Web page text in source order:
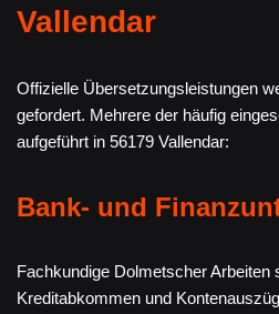
Vallendar
Offizielle Übersetzungsleistungen
gefordert. Mehrere der häufig
aufgeführt in 56179 Vallendar:
Bank- und
Fachkundige Dolmetscher Arbeiten
Kreditabkommen und